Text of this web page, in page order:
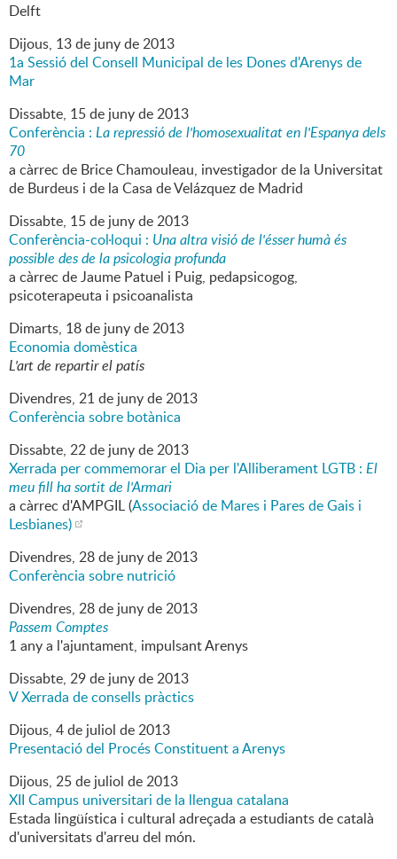
Delft
Dijous, 13de junyde2013
1a Sessió del Consell Municipal de les Dones d'Arenys de
Mar
Dissabte, 15de junyde2013
Conferència : La repressió de l'homosexualitat en l'Espanya dels
70
a càrrec de Brice Chamouleau, investigador de la Universitat
de Burdeus i de la Casa de Velázquez de Madrid
Dissabte, 15de junyde2013
Conferència-col·loqui : Una altra visió de l'ésser humà és
possible des de la psicologia profunda
a càrrec de Jaume Patuel i Puig, pedapsicogog,
psicoterapeuta i psicoanalista
Dimarts, 18de junyde2013
Economia domèstica
L'art de repartir el patís
Divendres, 21de junyde2013
Conferència sobre botànica
Dissabte, 22de junyde2013
Xerrada per commemorar el Dia per l'Alliberament LGTB : El
meu fill ha sortit de l'Armari
a càrrec d'AMPGIL (Associació de Mares i Pares de Gais i
Lesbianes)
Divendres, 28de junyde2013
Conferència sobre nutrició
Divendres, 28de junyde2013
Passem Comptes
1 any a l'ajuntament, impulsant Arenys
Dissabte, 29de junyde2013
V Xerrada de consells pràctics
Dijous, 4de juliol de2013
Presentació del Procés Constituent a Arenys
Dijous, 25de juliol de2013
XII Campus universitari de la llengua catalana
Estada lingüística i cultural adreçada a estudiants de català
d'universitats d'arreu del món.